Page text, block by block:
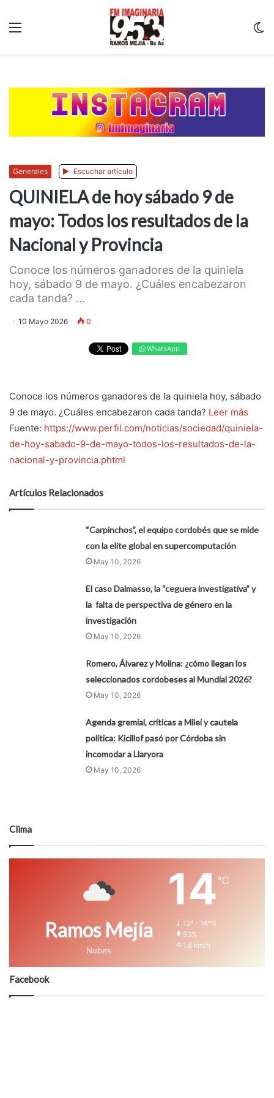
Generales Escuchar artículo
QUINIELA de hoy sábado 9 de
mayo: Todos los resultados de la
Nacional y Provincia
Conoce los números ganadores de la quiniela
hoy, sábado 9 de mayo. ¿Cuáles encabezaron
cada tanda? ...
10 Mayo 2026 0
WhatsApp
Conoce los números ganadores de la quiniela hoy, sábado
9 de mayo. ¿Cuáles encabezaron cada tanda? Leer más
Fuente: https://www.perfil.com/noticias/sociedad/quiniela-
de-hoy-sabado-9-de-mayo-todos-los-resultados-de-la-
nacional-y-provincia.phtml
Artículos Relacionados
“Carpinchos”, el equipo cordobés que se mide
con la elite global en supercomputación
May 10, 2026
El caso Dalmasso, la “ceguera investigativa” y
la falta de perspectiva de género en la
investigación
May 10, 2026
Romero, Álvarez y Molina: ¿cómo llegan los
seleccionados cordobeses al Mundial 2026?
May 10, 2026
Agenda gremial, críticas a Milei y cautela
política: Kicillof pasó por Córdoba sin
incomodar a Llaryora
May 10, 2026
Clima
Ramos Mejía
Nubes
14℃
13º - 14º%
93%
1.6 km/h
Facebook